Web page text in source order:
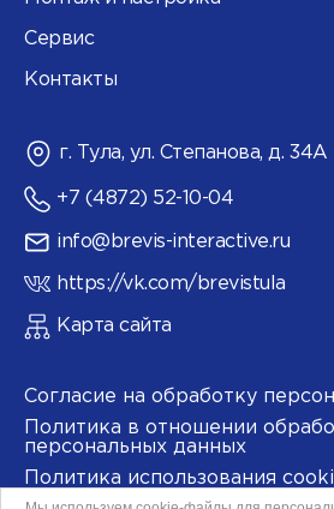
Сервис
Контакты
г. Тула, ул. Степанова, д. 34А
+7 (4872) 52-10-04
info@brevis-interactive.ru
https://vk.com/brevistula
Карта сайта
Согласие на обработку
Политика в отношении
персональных данных
Политика использования